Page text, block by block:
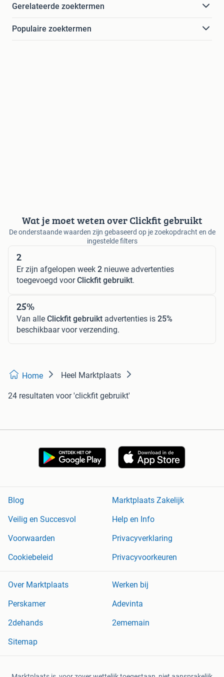
Gerelateerde zoektermen
Populaire zoektermen
Wat je moet weten over Clickfit gebruikt
De onderstaande waarden zijn gebaseerd op je zoekopdracht en de
ingestelde filters
2
Er zijn afgelopen week 2 nieuwe advertenties
toegevoegd voorClickfit gebruikt.
25%
Van alle Clickfit gebruikt advertenties is 25%
beschikbaar voor verzending.
Home Heel Marktplaats
24 resultaten voor 'clickfit gebruikt'
Blog
Marktplaats Zakelijk
Veilig en Succesvol
Help en Info
Voorwaarden
Privacyverklaring
Cookiebeleid
Privacyvoorkeuren
Over Marktplaats
Werken bij
Perskamer
Adevinta
2dehands
2ememain
Sitemap